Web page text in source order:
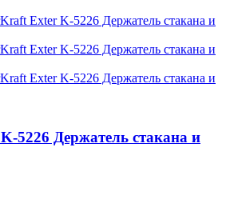
5226 Держатель стакана и